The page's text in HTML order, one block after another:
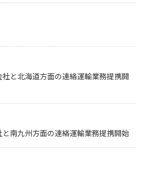
と北海道方面の連絡運輸業務提携開
南九州方面の連絡運輸業務提携開始